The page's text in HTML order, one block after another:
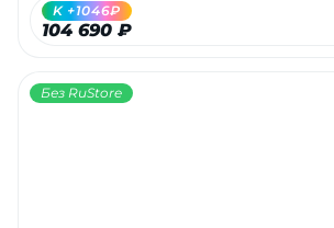
104 690 ₽
K +1046₽
Без RuStore